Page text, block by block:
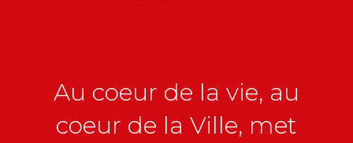
Au coeur de la vie, au
coeur de la Ville, met